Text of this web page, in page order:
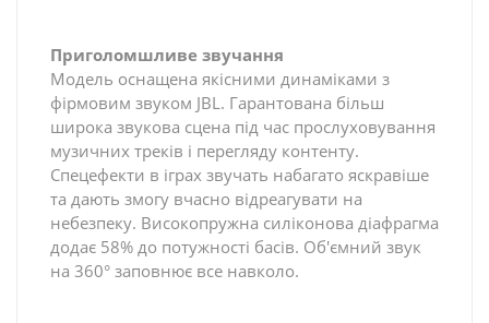
Приголомшливе звучання
Модель оснащена якісними динаміками з
фірмовим звуком JBL. Гарантована більш
широка звукова сцена під час прослуховування
музичних треків і перегляду контенту.
Спецефекти в іграх звучать набагато яскравіше
та дають змогу вчасно відреагувати на
небезпеку. Високопружна силіконова діафрагма
додає 58% до потужності басів. Об'ємний звук
на 360° заповнює все навколо.